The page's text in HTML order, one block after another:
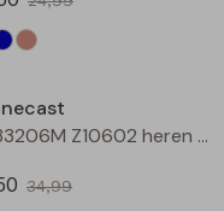
7633206M Z10602 heren polo Groen
34,99